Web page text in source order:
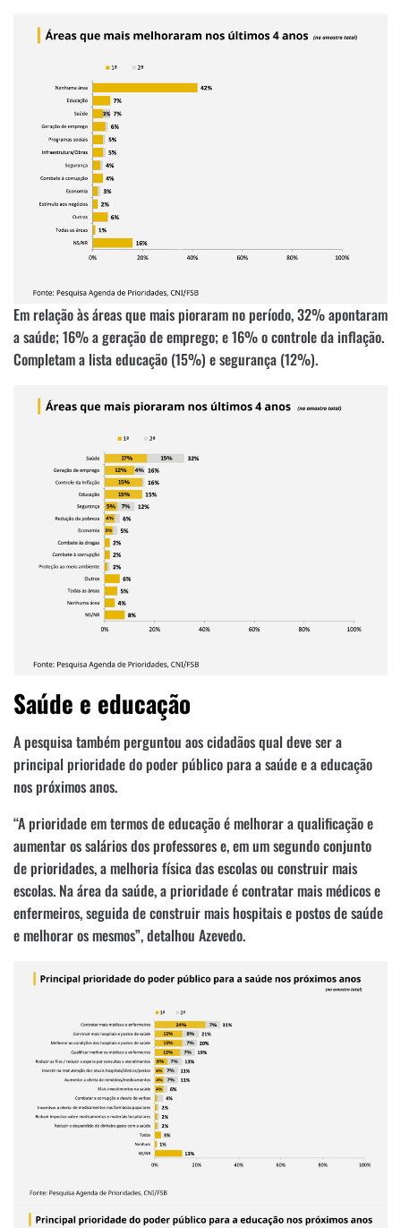
Em relação às áreas que mais pioraram no período, 32% apontaram
a saúde; 16% a geração de emprego; e 16% o controle da inflação.
Completam a lista educação (15%) e segurança (12%).
Saúde e educação
A pesquisa também perguntou aos cidadãos qual deve ser a
principal prioridade do poder público para a saúde e a educação
nos próximos anos.
“A prioridade em termos de educação é melhorar a qualificação e
aumentar os salários dos professores e, em um segundo conjunto
de prioridades, a melhoria física das escolas ou construir mais
escolas. Na área da saúde, a prioridade é contratar mais médicos e
enfermeiros, seguida de construir mais hospitais e postos de saúde
e melhorar os mesmos”, detalhou Azevedo.